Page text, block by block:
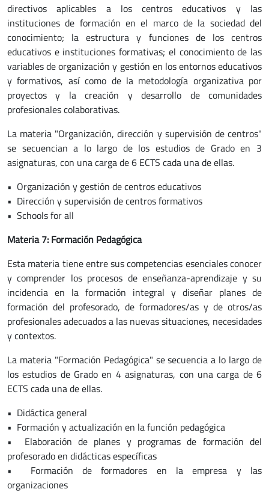
directivos aplicables a los centros educativos y las
instituciones de formación en el marco de la sociedad del
conocimiento; la estructura y funciones de los centros
educativos e instituciones formativas; el conocimiento de las
variables de organización y gestión en los entornos educativos
y formativos, así como de la metodología organizativa por
proyectos y la creación y desarrollo de comunidades
profesionales colaborativas.
La materia "Organización, dirección y supervisión de centros"
se secuencian a lo largo de los estudios de Grado en 3
asignaturas, con una carga de 6 ECTS cada una de ellas.
• Organización y gestión de centros educativos
• Dirección y supervisión de centros formativos
• Schools for all
Materia 7: Formación Pedagógica
Esta materia tiene entre sus competencias esenciales conocer
y comprender los procesos de enseñanza-aprendizaje y su
incidencia en la formación integral y diseñar planes de
formación del profesorado, de formadores/as y de otros/as
profesionales adecuados a las nuevas situaciones, necesidades
y contextos.
La materia "Formación Pedagógica" se secuencia a lo largo de
los estudios de Grado en 4 asignaturas, con una carga de 6
ECTS cada una de ellas.
• Didáctica general
• Formación y actualización en la función pedagógica
• Elaboración de planes y programas de formación del
profesorado en didácticas específicas
• Formación de formadores en la empresa y las
organizaciones